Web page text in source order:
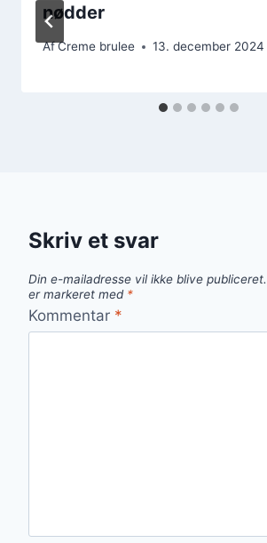
nødder
AfCreme brulee 13. december 2024
Skriv et svar
Din e-mailadresse vil ikke blive publiceret.
er markeret med *
Kommentar *